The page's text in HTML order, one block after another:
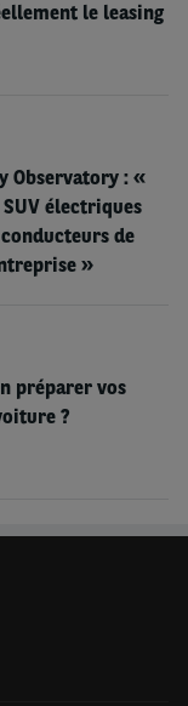
le leasing
Observatory : «
SUV électriques
de
»
préparer vos
?